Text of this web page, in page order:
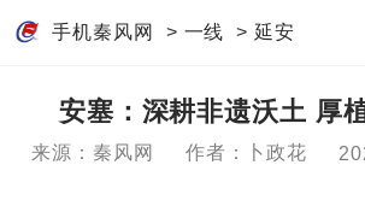
手机秦风网 > 一线 > 延安
安塞：深耕非遗沃土 厚
来源：秦风网 作者：卜政花